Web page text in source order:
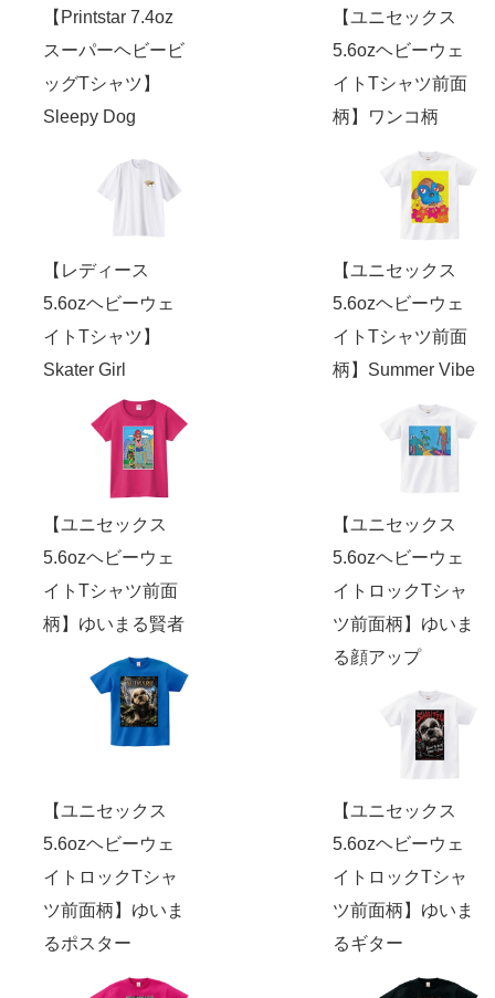
【Printstar 7.4oz
スーパーヘビービ
ッグTシャツ】
Sleepy Dog
【ユニセックス
5.6ozヘビーウェ
イトTシャツ前面
柄】ワンコ柄
【レディース
5.6ozヘビーウェ
イトTシャツ】
Skater Girl
【ユニセックス
5.6ozヘビーウェ
イトTシャツ前面
柄】Summer Vibe
【ユニセックス
5.6ozヘビーウェ
イトTシャツ前面
柄】ゆいまる賢者
【ユニセックス
5.6ozヘビーウェ
イトロックTシャ
ツ前面柄】ゆいま
る顔アップ
【ユニセックス
5.6ozヘビーウェ
イトロックTシャ
ツ前面柄】ゆいま
るポスター
【ユニセックス
5.6ozヘビーウェ
イトロックTシャ
ツ前面柄】ゆいま
るギター